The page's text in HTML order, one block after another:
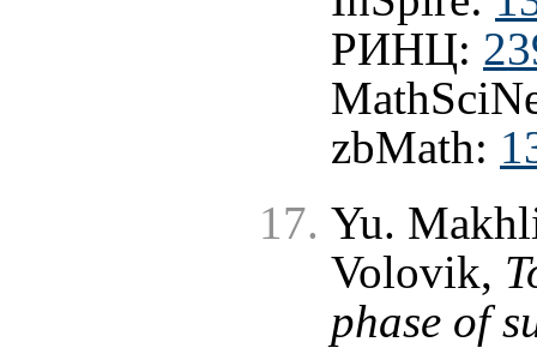
РИНЦ:
zbMath:
Yu.
Volovik,
phase of